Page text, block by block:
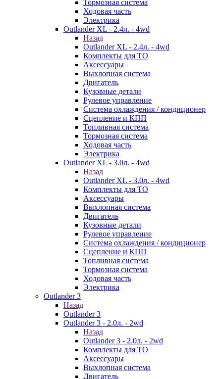
Тормозная система
Ходовая часть
Электрика
Outlander XL - 2.4л. - 4wd
Назад
Outlander XL - 2.4л. - 4wd
Комплекты для ТО
Аксессуары
Выхлопная система
Двигатель
Кузовные детали
Рулевое управление
Система охлаждения / кондиционер
Сцепление и КПП
Топливная система
Тормозная система
Ходовая часть
Электрика
Outlander XL - 3.0л. - 4wd
Назад
Outlander XL - 3.0л. - 4wd
Комплекты для ТО
Аксессуары
Выхлопная система
Двигатель
Кузовные детали
Рулевое управление
Система охлаждения / кондиционер
Сцепление и КПП
Топливная система
Тормозная система
Ходовая часть
Электрика
Outlander 3
Назад
Outlander 3
Outlander 3 - 2.0л. - 2wd
Назад
Outlander 3 - 2.0л. - 2wd
Комплекты для ТО
Аксессуары
Выхлопная система
Двигатель